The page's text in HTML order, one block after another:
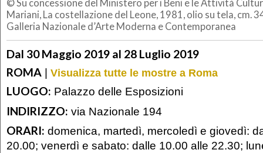
© Su concessione del Ministero per i Beni e le Attività
Mariani, La costellazione del Leone, 1981, olio su tela, cm.
Galleria Nazionale d’Arte Moderna e Contemporanea
Dal 30 Maggio 2019 al 28 Luglio 2019
ROMA | Visualizza tutte le mostre a Roma
LUOGO: Palazzo delle Esposizioni
INDIRIZZO: via Nazionale 194
ORARI: domenica, martedì, mercoledì e giovedì:
20.00; venerdì e sabato: dalle 10.00 alle 22.30;